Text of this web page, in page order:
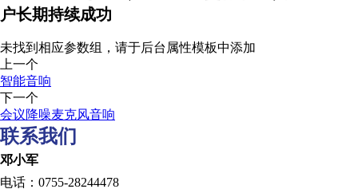
户长期持续成功
未找到相应参数组，请于后台属性模板中添加
上一个
智能音响
下一个
会议降噪麦克风音响
联系我们
邓小军
电话：0755-28244478